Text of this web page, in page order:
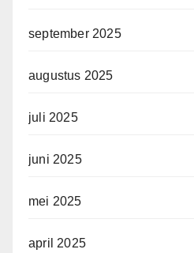
september 2025
augustus 2025
juli 2025
juni 2025
mei 2025
april 2025